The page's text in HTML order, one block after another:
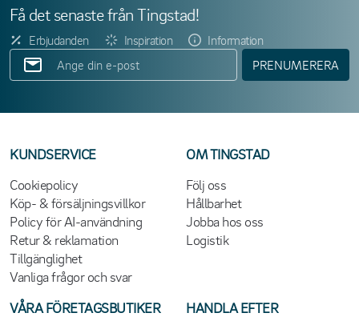
Få det senaste från Tingstad!
Erbjudanden Inspiration
Information
PRENUMERERA
KUNDSERVICE
Cookiepolicy
Köp- & försäljningsvillkor
Policy för AI-användning
Retur & reklamation
Tillgänglighet
Vanliga frågor och svar
OM TINGSTAD
Följ oss
Hållbarhet
Jobba hos oss
Logistik
VÅRA FÖRETAGSBUTIKER
HANDLA EFTER